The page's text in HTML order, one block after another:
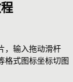
，输入拖动滑杆
格式图标坐标切图